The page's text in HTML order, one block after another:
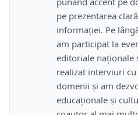
pe prezentarea
informației. Pe
am participat la
editoriale naționale
realizat interviuri
domenii și am
educaționale și